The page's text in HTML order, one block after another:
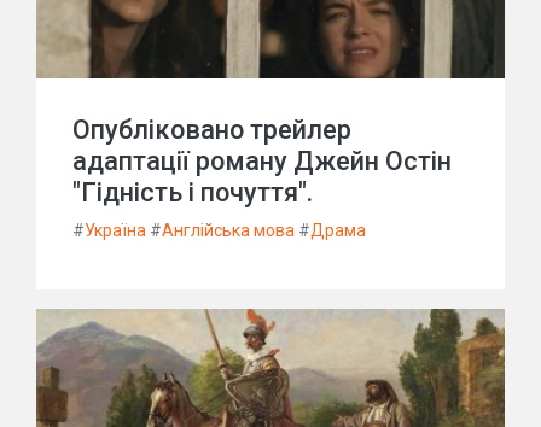
Опубліковано трейлер
адаптації роману Джейн Остін
"Гідність і почуття".
#Україна #Англійська мова #Драма